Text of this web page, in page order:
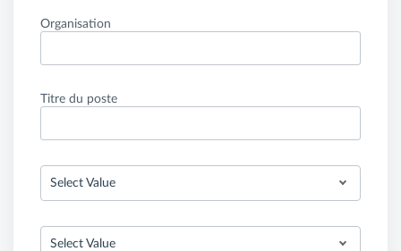
Organisation
Titre du poste
Select Value
Select Value